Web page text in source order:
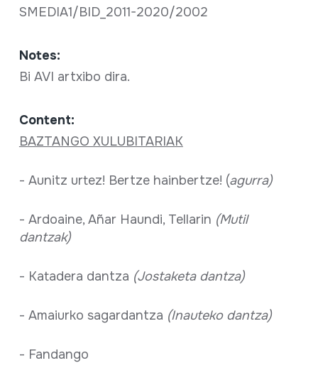
SMEDIA1/BID_2011-2020/2002
Notes:
Bi AVI artxibo dira.
Content:
BAZTANGO XULUBITARIAK
- Aunitz urtez! Bertze hainbertze! (agurra)
- Ardoaine, Añar Haundi, Tellarin (Mutil
dantzak)
- Katadera dantza (Jostaketa dantza)
- Amaiurko sagardantza (Inauteko dantza)
- Fandango